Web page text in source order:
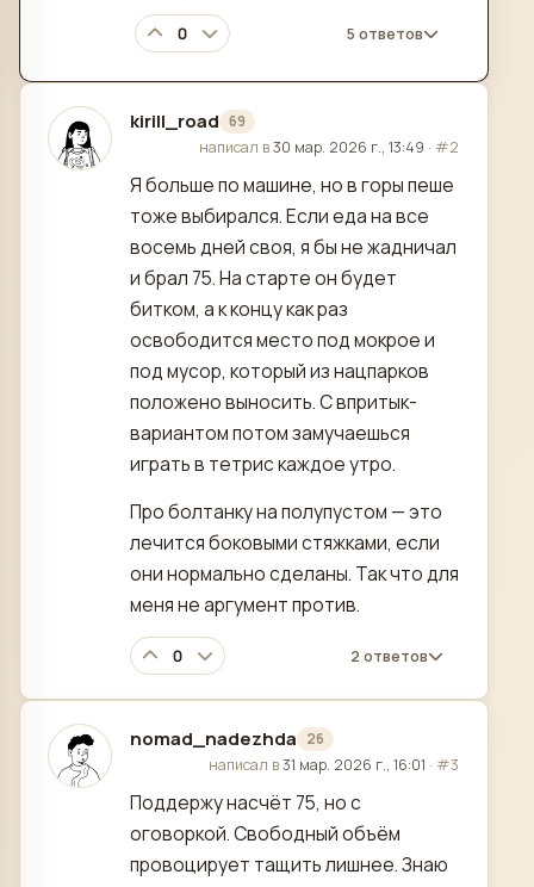
0 5 ответов
kirill_road 69
отредактировано
написал в30 мар. 2026 г., 13:49 · #2
Я больше по машине, но в горы пеше
тоже выбирался. Если еда на все
восемь дней своя, я бы не жадничал
и брал 75. На старте он будет
битком, а к концу как раз
освободится место под мокрое и
под мусор, который из нацпарков
положено выносить. С впритык-
вариантом потом замучаешься
играть в тетрис каждое утро.
Про болтанку на полупустом — это
лечится боковыми стяжками, если
они нормально сделаны. Так что для
меня не аргумент против.
0 2 ответов
nomad_nadezhda 26
отредактировано
написал в31 мар. 2026 г., 16:01 · #3
Поддержу насчёт 75, но с
оговоркой. Свободный объём
провоцирует тащить лишнее. Знаю